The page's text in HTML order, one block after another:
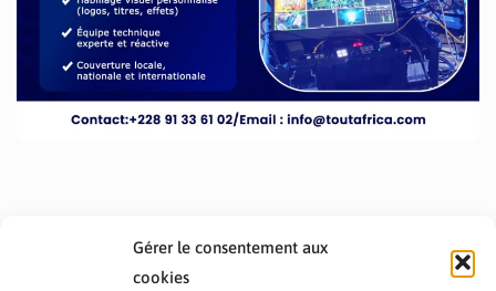
Gérer le consentement aux
cookies